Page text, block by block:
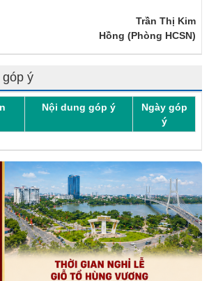
Trần Thị Kim
Hồng (Phòng HCSN)
góp ý
Nội dung góp ý
Ngày góp
ý